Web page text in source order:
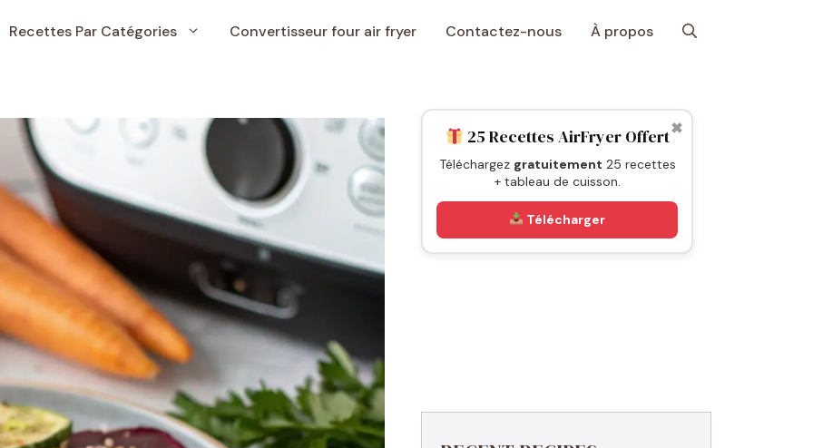
Recettes Par Catégories Convertisseur four air fryer Contactez-nous À propos
✖
25 Recettes AirFryer Offert
Téléchargez gratuitement 25 recettes
+ tableau de cuisson.
Télécharger